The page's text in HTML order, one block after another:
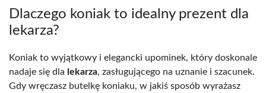
Dlaczego koniak to idealny prezent dla
lekarza?
Koniak to wyjątkowy i elegancki upominek, który doskonale
nadaje się dla lekarza, zasługującego na uznanie i szacunek.
Gdy wręczasz butelkę koniaku, w jakiś sposób wyrażasz